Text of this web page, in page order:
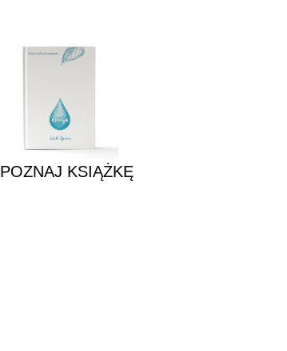
POZNAJ KSIĄŻKĘ